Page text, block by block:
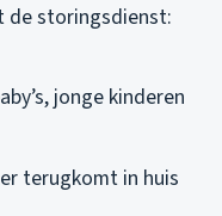
de storingsdienst:
jonge kinderen
terugkomt in huis